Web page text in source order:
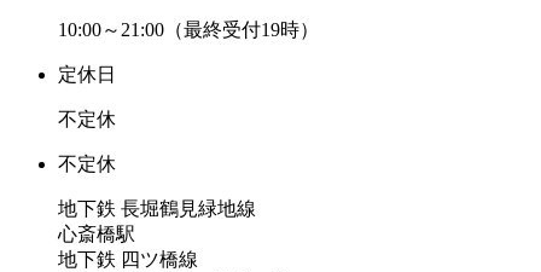
10:00～21:00（最終受付19時）
定休日
不定休
不定休
地下鉄 長堀鶴見緑地線
心斎橋駅
地下鉄 四ツ橋線